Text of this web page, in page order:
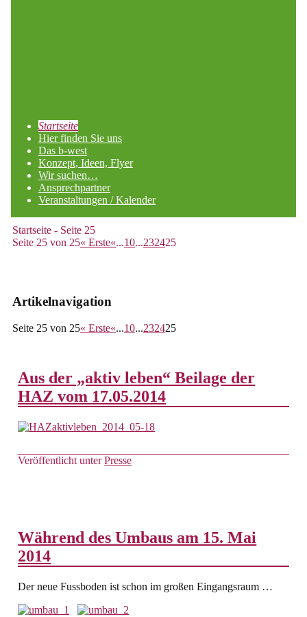
Startseite
Hier finden Sie uns
Das b-west
Konzept, Ideen, Flyer
Wir suchen…
Ansprechpartner
Veranstaltungen / Kalender
Startseite - Seite 25
Seite 25 von 25« Erste«...10...232425
Artikelnavigation
Seite 25 von 25« Erste«...10...232425
Aus der „aktiv leben“ Beilage der
HAZ vom 17.05.2014
Veröffentlicht unter Presse
Während des Umbaus am 15. Mai
2014
Der neue Fussboden ist schon im großen Eingangsraum …